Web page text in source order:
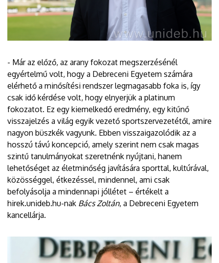
- Már az előző, az arany fokozat megszerzésénél
egyértelmű volt, hogy a Debreceni Egyetem számára
elérhető a minősítési rendszer legmagasabb foka is, így
csak idő kérdése volt, hogy elnyerjük a platinum
fokozatot. Ez egy kiemelkedő eredmény, egy kitűnő
visszajelzés a világ egyik vezető sportszervezetétől, amire
nagyon büszkék vagyunk. Ebben visszaigazolódik az a
hosszú távú koncepció, amely szerint nem csak magas
szintű tanulmányokat szeretnénk nyújtani, hanem
lehetőséget az életminőség javítására sporttal, kultúrával,
közösséggel, étkezéssel, mindennel, ami csak
befolyásolja a mindennapi jóllétet – értékelt a
hirek.unideb.hu-nak Bács Zoltán, a Debreceni Egyetem
kancellárja.